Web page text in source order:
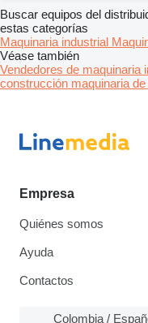
Buscar equipos del
estas categorías
Maquinaria industrial
Véase también
Vendedores de maquinaria
construcción maquinaria
Empresa
Quiénes somos
Ayuda
Contactos
Colombia /